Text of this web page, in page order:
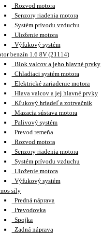
Rozvod motora
Senzory riadenia motora
Systém prívodu vzduchu
Uloženie motora
Výfukový systém
benzín 1.6 8V (21114)
Blok valcov a jeho hlavné prvky
Chladiaci systém motora
Elektrické zariadenie motora
Hlava valcov a jej hlavné prvky
Kľukový hriadeľ a zotrvačník
Mazacia sústava motora
Palivový systém
Prevod remeňa
Rozvod motora
Senzory riadenia motora
Systém prívodu vzduchu
Uloženie motora
Výfukový systém
sily
Predná náprava
Prevodovka
Spojka
Zadná náprava